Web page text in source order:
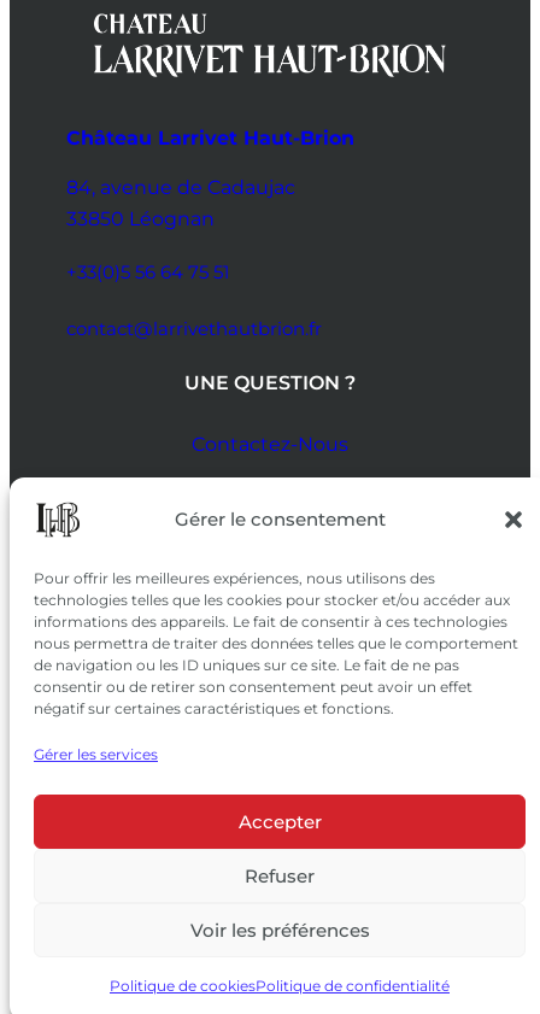
Gérer le consentement
Pour offrir les meilleures expériences, nous utilisons des
technologies telles que les cookies pour stocker et/ou accéder aux
informations des appareils. Le fait de consentir à ces technologies
nous permettra de traiter des données telles que le comportement
de navigation ou les ID uniques sur ce site. Le fait de ne pas
consentir ou de retirer son consentement peut avoir un effet
négatif sur certaines caractéristiques et fonctions.
Gérer les services
Accepter
Refuser
Voir les préférences
Politique de cookiesPolitique de confidentialité
Château Larrivet Haut-Brion
84, avenue de Cadaujac
33850 Léognan
+33(0)5 56 64 75 51
contact@larrivethautbrion.fr
UNE QUESTION ?
Contactez-Nous
SUIVEZ-NOUS
SUR LES RÉSEAUX
© 2026 Château Larrivet Haut-Brion |
Mentions légales|Politique de confidentialité
|CGV
L’ABUS D’ALCOOL EST DANGEREUX POUR LA SANTÉ, À